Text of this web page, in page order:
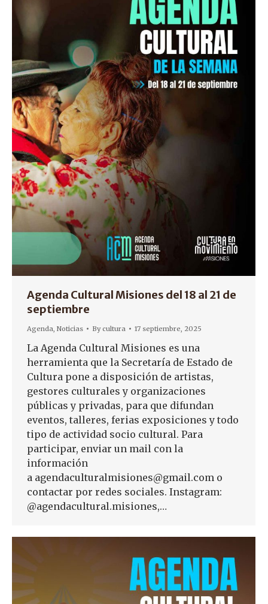
Agenda Cultural Misiones del 18 al 21 de
septiembre
Agenda Noticias Bycultura 17 septiembre, 2025
La Agenda Cultural Misiones es una
herramienta que la Secretaría de Estado de
Cultura pone a disposición de artistas,
gestores culturales y organizaciones
públicas y privadas, para que difundan
eventos, talleres, ferias exposiciones y todo
tipo de actividad socio cultural. Para
participar, enviar un mail con la
información
a agendaculturalmisiones@gmail.com o
contactar por redes sociales. Instagram:
@agendacultural.misiones,…